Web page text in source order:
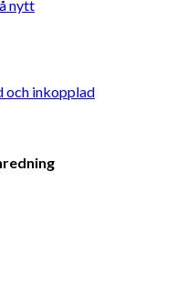
nytt
och inkopplad